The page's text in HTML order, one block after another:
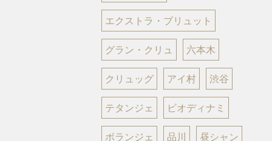
エクストラ・ブリュット
グラン・クリュ 六本木
クリュッグ アイ村 渋谷
テタンジェ ビオディナミ
ボランジェ 品川 昼シャン